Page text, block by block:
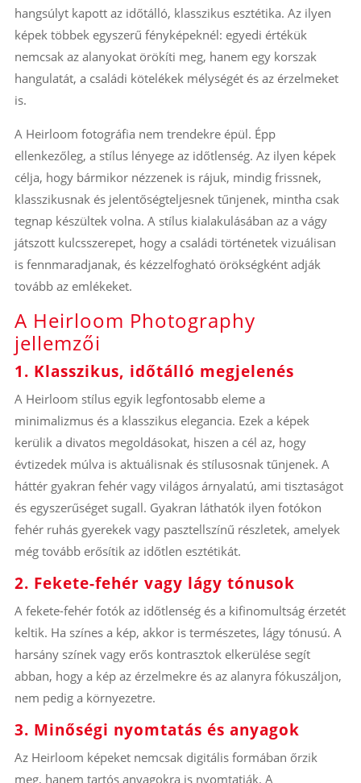
hangsúlyt kapott az időtálló, klasszikus esztétika. Az ilyen
képek többek egyszerű fényképeknél: egyedi értékük
nemcsak az alanyokat örökíti meg, hanem egy korszak
hangulatát, a családi kötelékek mélységét és az érzelmeket
is.
A Heirloom fotográfia nem trendekre épül. Épp
ellenkezőleg, a stílus lényege az időtlenség. Az ilyen képek
célja, hogy bármikor nézzenek is rájuk, mindig frissnek,
klasszikusnak és jelentőségteljesnek tűnjenek, mintha csak
tegnap készültek volna. A stílus kialakulásában az a vágy
játszott kulcsszerepet, hogy a családi történetek vizuálisan
is fennmaradjanak, és kézzelfogható örökségként adják
tovább az emlékeket.
A Heirloom Photography
jellemzői
1. Klasszikus, időtálló megjelenés
A Heirloom stílus egyik legfontosabb eleme a
minimalizmus és a klasszikus elegancia. Ezek a képek
kerülik a divatos megoldásokat, hiszen a cél az, hogy
évtizedek múlva is aktuálisnak és stílusosnak tűnjenek. A
háttér gyakran fehér vagy világos árnyalatú, ami tisztaságot
és egyszerűséget sugall. Gyakran láthatók ilyen fotókon
fehér ruhás gyerekek vagy pasztellszínű részletek, amelyek
még tovább erősítik az időtlen esztétikát.
2. Fekete-fehér vagy lágy tónusok
A fekete-fehér fotók az időtlenség és a kifinomultság érzetét
keltik. Ha színes a kép, akkor is természetes, lágy tónusú. A
harsány színek vagy erős kontrasztok elkerülése segít
abban, hogy a kép az érzelmekre és az alanyra fókuszáljon,
nem pedig a környezetre.
3. Minőségi nyomtatás és anyagok
Az Heirloom képeket nemcsak digitális formában őrzik
meg, hanem tartós anyagokra is nyomtatják. A